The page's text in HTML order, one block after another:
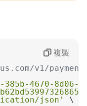
v1/
4670-8d06-
json'
複製